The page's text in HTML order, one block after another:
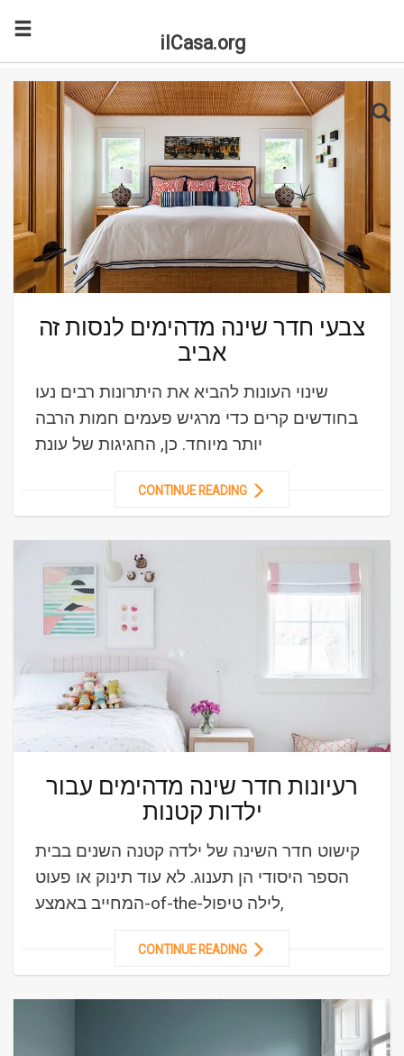
ilCasa.org
Search for:
צבעי חדר שינה מדהימים לנסות זה
אביב
שינוי העונות להביא את היתרונות רבים נעו
בחודשים קרים כדי מרגיש פעמים חמות הרבה
יותר מיוחד. כן, החגיגות של עונת
CONTINUE READING
רעיונות חדר שינה מדהימים עבור
ילדות קטנות
קישוט חדר השינה של ילדה קטנה השנים בבית
הספר היסודי הן תענוג. לא עוד תינוק או פעוט
המחייב באמצע-of-the-לילה טיפול,
CONTINUE READING